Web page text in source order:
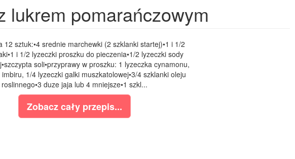
lukrem pomarańczowym
12 sztuk:•4 srednie marchewki (2 szklanki startej)•1 i 1/2
i 1/2 lyzeczki proszku do pieczenia•1/2 lyzeczki sody
soli•przyprawy w proszku: 1 lyzeczka cynamonu,
1/4 lyzeczki galki muszkatolowej•3/4 szklanki oleju
roslinnego•3 duze jaja lub 4 mniejsze•1 szkl...
Zobacz cały przepis...